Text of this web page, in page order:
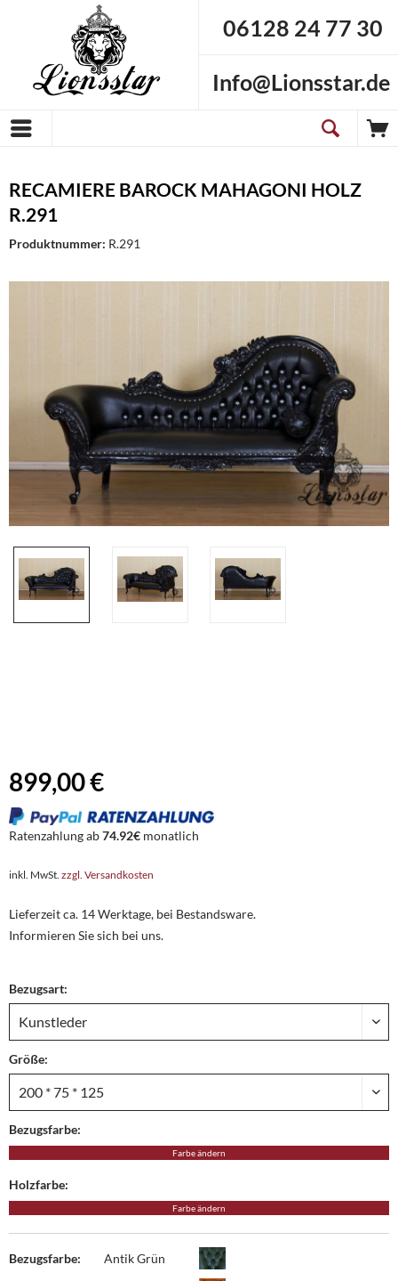
06128 24 77 30
Info@Lionsstar.de
RECAMIERE BAROCK MAHAGONI HOLZ
R.291
Produktnummer: R.291
899,00 €
Ratenzahlung ab74.92€ monatlich
inkl. MwSt. zzgl. Versandkosten
Lieferzeit ca. 14 Werktage, bei Bestandsware.
Informieren Sie sich bei uns.
Bezugsart:
Größe:
Bezugsfarbe:
Farbe ändern
Holzfarbe:
Farbe ändern
Bezugsfarbe: Antik Grün